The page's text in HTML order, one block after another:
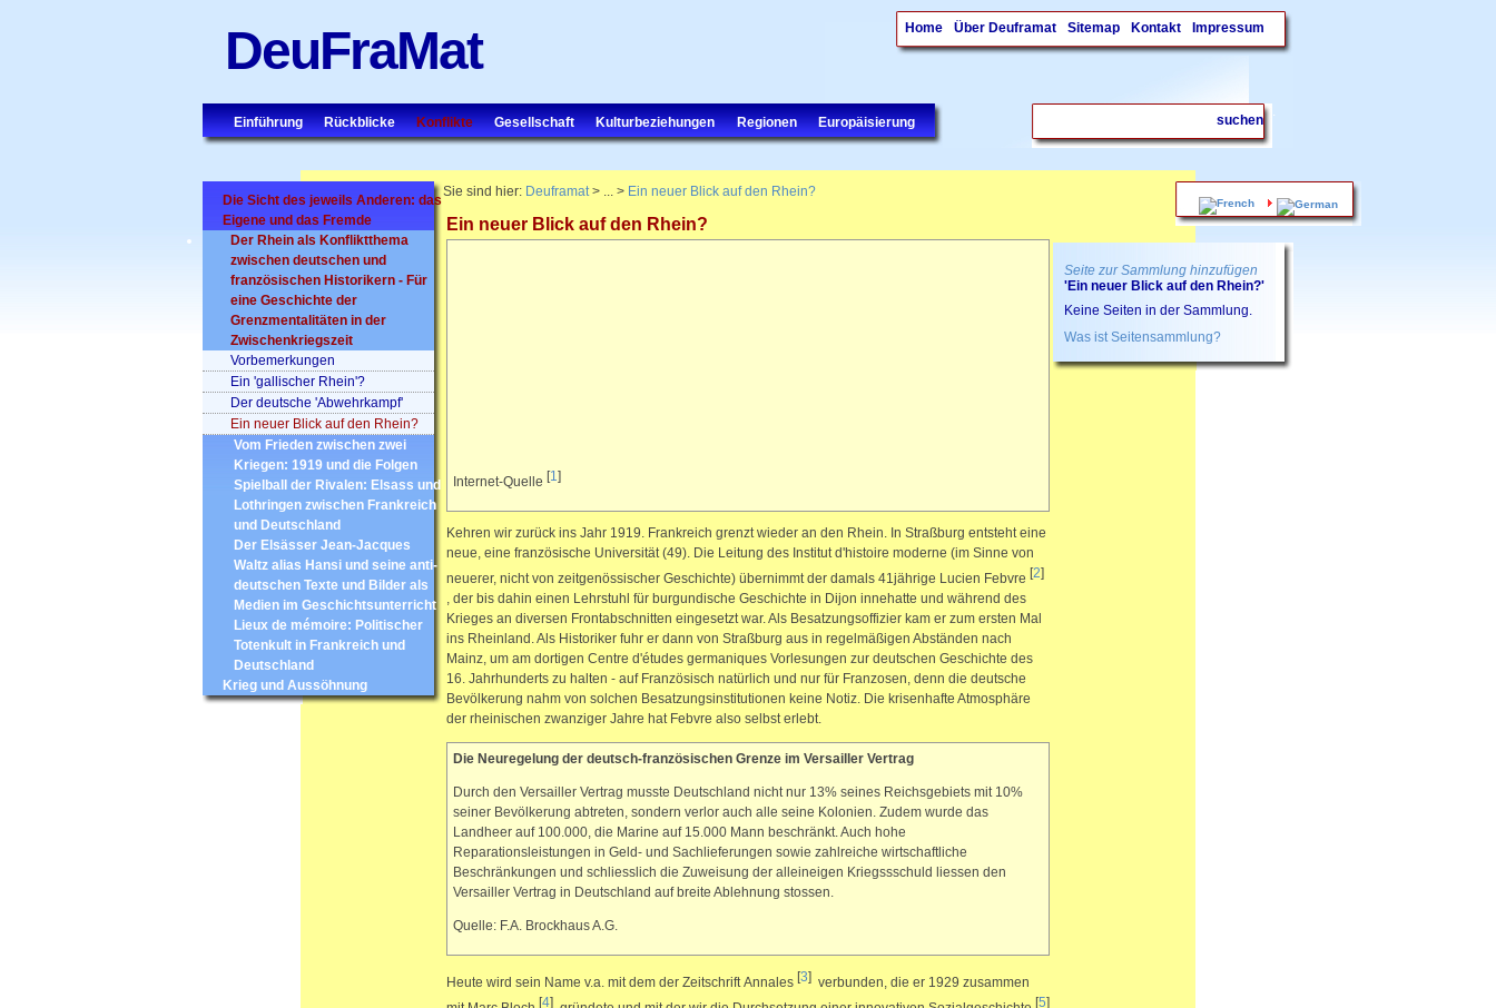
Home Über Deuframat Sitemap Kontakt Impressum
DeuFraMat
Einführung Rückblicke Konflikte Gesellschaft Kulturbeziehungen Regionen Europäisierung
.
Die Sicht des jeweils Anderen: das
Eigene und das Fremde
Der Rhein als Konfliktthema
zwischen deutschen und
französischen Historikern - Für
eine Geschichte der
Grenzmentalitäten in der
Zwischenkriegszeit
Vorbemerkungen
Ein 'gallischer Rhein'?
Der deutsche 'Abwehrkampf'
Ein neuer Blick auf den Rhein?
Vom Frieden zwischen zwei
Kriegen: 1919 und die Folgen
Spielball der Rivalen: Elsass und
Lothringen zwischen Frankreich
und Deutschland
Der Elsässer Jean-Jacques
Waltz alias Hansi und seine anti-
deutschen Texte und Bilder als
Medien im Geschichtsunterricht
Lieux de mémoire: Politischer
Totenkult in Frankreich und
Deutschland
Krieg und Aussöhnung
Seite zur Sammlung hinzufügen
'Ein neuer Blick auf den Rhein?'
Keine Seiten in der Sammlung.
Was ist Seitensammlung?
Sie sind hier: Deuframat> ... > Ein neuer Blick auf den Rhein?
Ein neuer Blick auf den Rhein?
Internet-Quelle [1]
Kehren wir zurück ins Jahr 1919. Frankreich grenzt wieder an den Rhein. In Straßburg entsteht eine
neue, eine französische Universität (49). Die Leitung des Institut d'histoire moderne (im Sinne von
neuerer, nicht von zeitgenössischer Geschichte) übernimmt der damals 41jährige Lucien Febvre [2]
, der bis dahin einen Lehrstuhl für burgundische Geschichte in Dijon innehatte und während des
Krieges an diversen Frontabschnitten eingesetzt war. Als Besatzungsoffizier kam er zum ersten Mal
ins Rheinland. Als Historiker fuhr er dann von Straßburg aus in regelmäßigen Abständen nach
Mainz, um am dortigen Centre d'études germaniques Vorlesungen zur deutschen Geschichte des
16. Jahrhunderts zu halten - auf Französisch natürlich und nur für Franzosen, denn die deutsche
Bevölkerung nahm von solchen Besatzungsinstitutionen keine Notiz. Die krisenhafte Atmosphäre
der rheinischen zwanziger Jahre hat Febvre also selbst erlebt.
Die Neuregelung der deutsch-französischen Grenze im Versailler Vertrag
Durch den Versailler Vertrag musste Deutschland nicht nur 13% seines Reichsgebiets mit 10%
seiner Bevölkerung abtreten, sondern verlor auch alle seine Kolonien. Zudem wurde das
Landheer auf 100.000, die Marine auf 15.000 Mann beschränkt. Auch hohe
Reparationsleistungen in Geld- und Sachlieferungen sowie zahlreiche wirtschaftliche
Beschränkungen und schliesslich die Zuweisung der alleineigen Kriegssschuld liessen den
Versailler Vertrag in Deutschland auf breite Ablehnung stossen.
Quelle: F.A. Brockhaus A.G.
Heute wird sein Name v.a. mit dem der Zeitschrift Annales [3]verbunden, die er 1929 zusammen
[4] [5]